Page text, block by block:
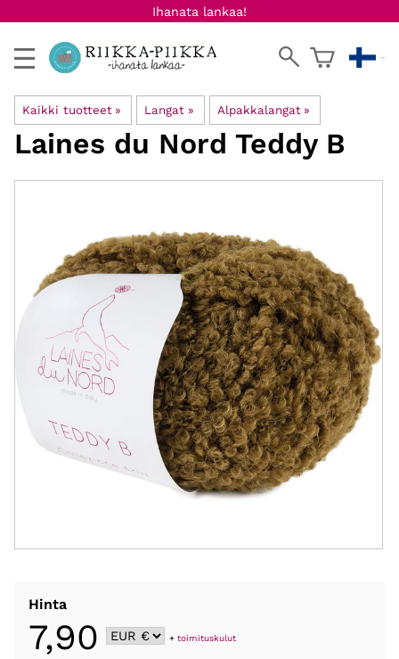
Ihanata lankaa!
Kaikki tuotteet ‪» Langat ‪» Alpakkalangat ‪»
Laines du Nord Teddy B
Hinta
7,90 +toimituskulut